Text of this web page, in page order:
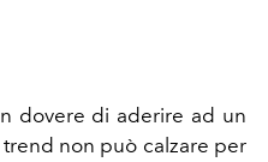
dovere di aderire ad un
non può calzare per